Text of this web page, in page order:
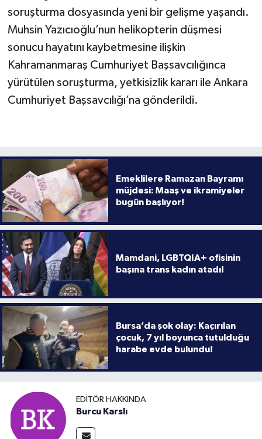
soruşturma dosyasında yeni bir gelişme yaşandı.
Muhsin Yazıcıoğlu’nun helikopterin düşmesi
sonucu hayatını kaybetmesine ilişkin
Kahramanmaraş Cumhuriyet Başsavcılığınca
yürütülen soruşturma, yetkisizlik kararı ile Ankara
Cumhuriyet Başsavcılığı’na gönderildi.
Emeklilere Ramazan Bayramı
müjdesi: Maaş ve ikramiyeler
bugün başlıyor!
Mamdani, LGBTQIA+ ofisinin
başına trans kadın atadı!
Bursa’da şok olay: Kaçırılan
çocuk, 7 yıl boyunca tutulduğu
harabe evde bulundu!
EDITÖR HAKKINDA
Burcu Karslı